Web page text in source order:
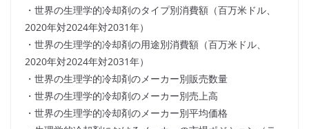
・世界の生理学的冷却剤のタイプ別消費額（百万米ドル、
2020年対2024年対2031年）
・世界の生理学的冷却剤の用途別消費額（百万米ドル、
2020年対2024年対2031年）
・世界の生理学的冷却剤のメーカー別販売数量
・世界の生理学的冷却剤のメーカー別売上高
・世界の生理学的冷却剤のメーカー別平均価格